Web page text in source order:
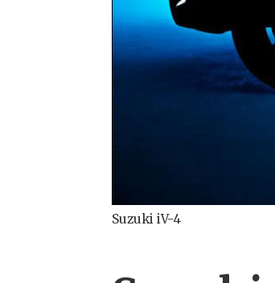
Suzuki iV-4